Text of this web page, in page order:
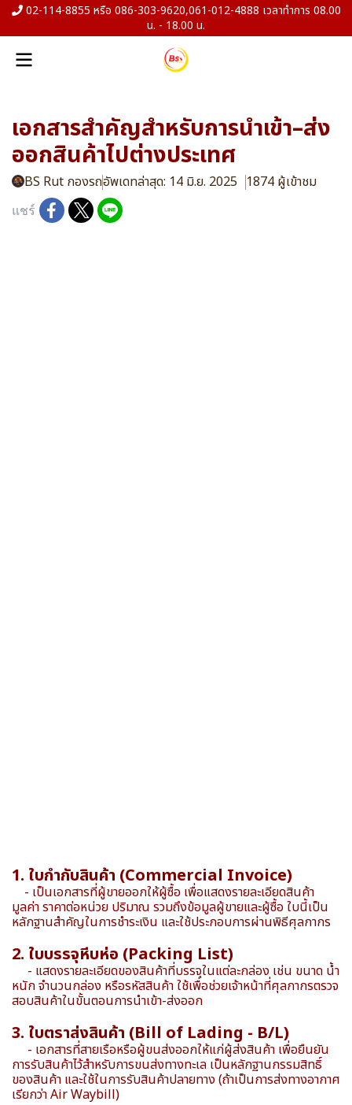
02-114-8855 หรือ 086-303-9620,061-012-4888 เวลาทำการ 08.00
น. - 18.00 น.
เอกสารสำคัญสำหรับการนำเข้า–ส่ง
ออกสินค้าไปต่างประเทศ
BS Rut กองรถอัพเดทล่าสุด: 14 มิ.ย. 2025 1874 ผู้เข้าชม
แชร์
1. ใบกำกับสินค้า (Commercial Invoice)
- เป็นเอกสารที่ผู้ขายออกให้ผู้ซื้อ เพื่อแสดงรายละเอียดสินค้า
มูลค่า ราคาต่อหน่วย ปริมาณ รวมถึงข้อมูลผู้ขายและผู้ซื้อ ใบนี้เป็น
หลักฐานสำคัญในการชำระเงิน และใช้ประกอบการผ่านพิธีศุลกากร
2. ใบบรรจุหีบห่อ (Packing List)
- แสดงรายละเอียดของสินค้าที่บรรจุในแต่ละกล่อง เช่น ขนาด น้ำ
หนัก จำนวนกล่อง หรือรหัสสินค้า ใช้เพื่อช่วยเจ้าหน้าที่ศุลกากรตรวจ
สอบสินค้าในขั้นตอนการนำเข้า-ส่งออก
3. ใบตราส่งสินค้า (Bill of Lading - B/L)
- เอกสารที่สายเรือหรือผู้ขนส่งออกให้แก่ผู้ส่งสินค้า เพื่อยืนยัน
การรับสินค้าไว้สำหรับการขนส่งทางทะเล เป็นหลักฐานกรรมสิทธิ์
ของสินค้า และใช้ในการรับสินค้าปลายทาง (ถ้าเป็นการส่งทางอากาศ
เรียกว่า Air Waybill)